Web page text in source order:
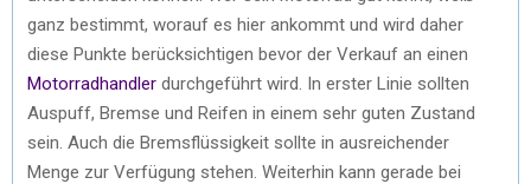
ganz bestimmt, worauf es hier ankommt und wird daher
diese Punkte berücksichtigen bevor der Verkauf an einen
Motorradhandler durchgeführt wird. In erster Linie sollten
Auspuff, Bremse und Reifen in einem sehr guten Zustand
sein. Auch die Bremsflüssigkeit sollte in ausreichender
Menge zur Verfügung stehen. Weiterhin kann gerade bei